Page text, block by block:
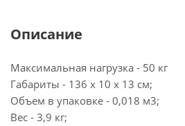
Описание
Максимальная нагрузка - 50 кг
Габариты - 136 х 10 х 13 см;
Объем в упаковке - 0,018 м3;
Вес - 3,9 кг;